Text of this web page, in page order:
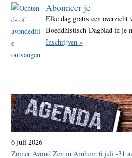
Abonneer je
Elke dag gratis een overzicht
Boeddhistisch Dagblad in je
Inschrijven »
6 juli 2026
Zomer Avond Zen in Arnhem 6 juli -31